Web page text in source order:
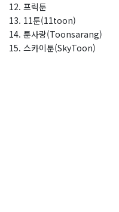
12. 프릭툰
13. 11툰(11toon)
14. 툰사랑(Toonsarang)
15. 스카이툰(SkyToon)